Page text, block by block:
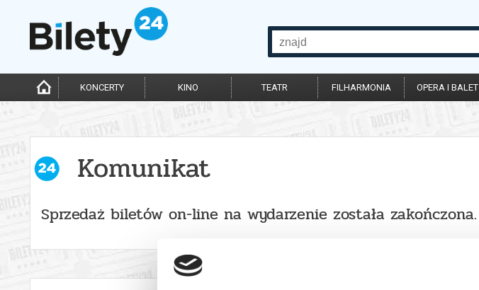
KONCERTY KINO TEATR FILHARMONIA OPERA I BALET
Komunikat
Sprzedaż biletów on-line na wydarzenie została zakończona.